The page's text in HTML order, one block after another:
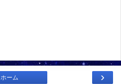
›
ホーム